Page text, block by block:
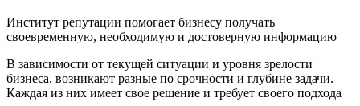
Институт репутации помогает бизнесу получать
своевременную, необходимую и достоверную информацию
В зависимости от текущей ситуации и уровня зрелости
бизнеса, возникают разные по срочности и глубине задачи.
Каждая из них имеет свое решение и требует своего подхода